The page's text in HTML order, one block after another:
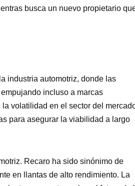
busca un nuevo propietario
industria automotriz, donde las
incluso a marcas
volatilidad en el sector del
para asegurar la viabilidad a largo
Recaro ha sido sinónimo de
en llantas de alto rendimiento. La